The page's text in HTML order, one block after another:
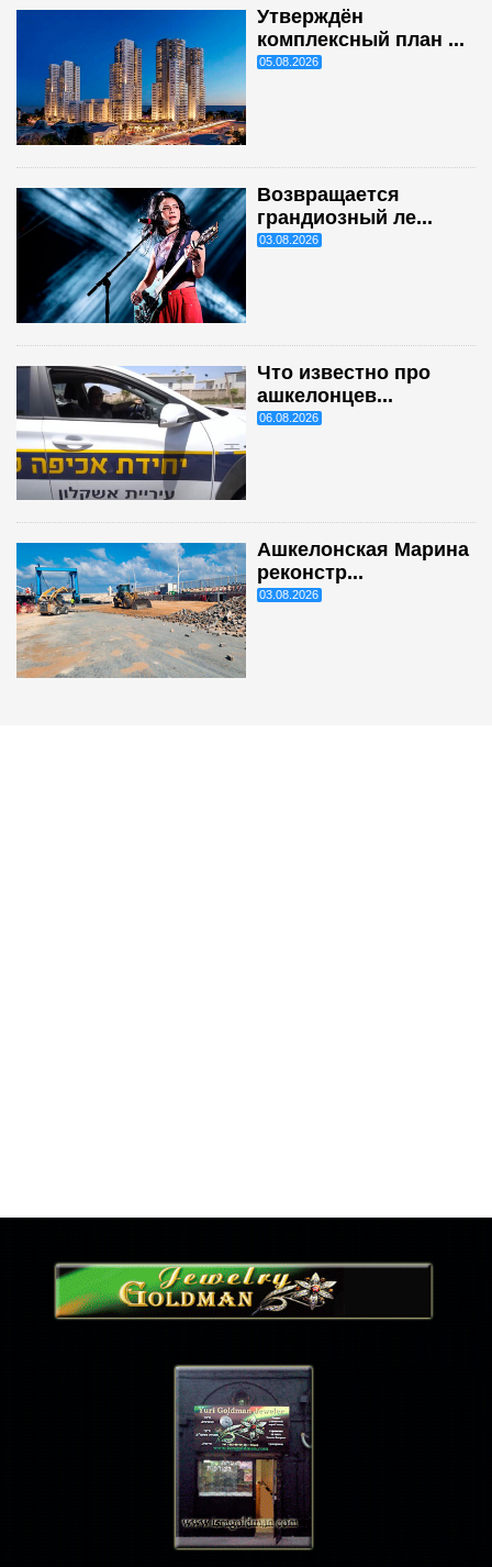
Утверждён
комплексный план ...
05.08.2026
Возвращается
грандиозный ле...
03.08.2026
Что известно про
ашкелонцев...
06.08.2026
Ашкелонская Марина
реконстр...
03.08.2026